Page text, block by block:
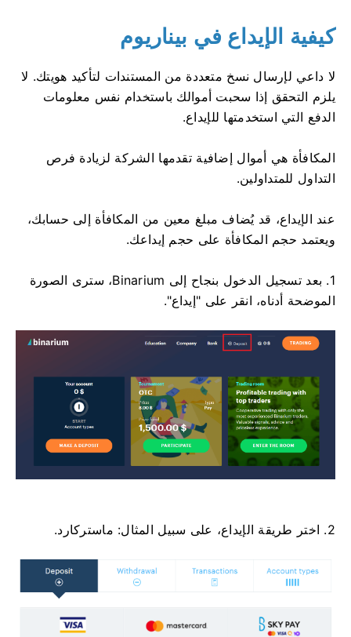
كيفية الإيداع في بيناريوم
لا داعي لإرسال نسخ متعددة من المستندات لتأكيد هويتك. لا
يلزم التحقق إذا سحبت أموالك باستخدام نفس معلومات
الدفع التي استخدمتها للإيداع.
المكافأة هي أموال إضافية تقدمها الشركة لزيادة فرص
التداول للمتداولين.
عند الإيداع، قد يُضاف مبلغ معين من المكافأة إلى حسابك،
ويعتمد حجم المكافأة على حجم إيداعك.
1. بعد تسجيل الدخول بنجاح إلى Binarium، سترى الصورة
الموضحة أدناه، انقر على "إيداع".
2. اختر طريقة الإيداع، على سبيل المثال: ماستركارد.